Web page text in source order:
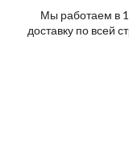
Мы работаем в
доставку по всей